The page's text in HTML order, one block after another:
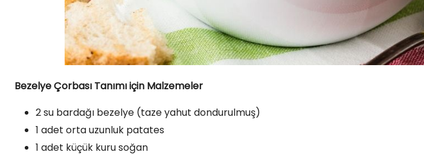
Bezelye Çorbası Tanımı için Malzemeler
2 su bardağı bezelye (taze yahut dondurulmuş)
1 adet orta uzunluk patates
1 adet küçük kuru soğan